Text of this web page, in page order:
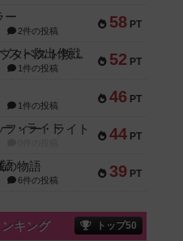
58 PT
ー
2件の投稿
52 PT
Bitter End ブタペスト救出作戦
1件の投稿
46 PT
1件の投稿
44 PT
フィー・ライト
39 PT
の物語
6件の投稿
キング トップ50